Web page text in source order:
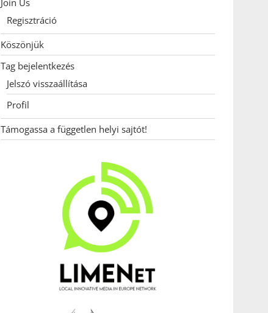
Regisztráció
Köszönjük
Tag bejelentkezés
Jelszó visszaállítása
Profil
Támogassa a független helyi sajtót!